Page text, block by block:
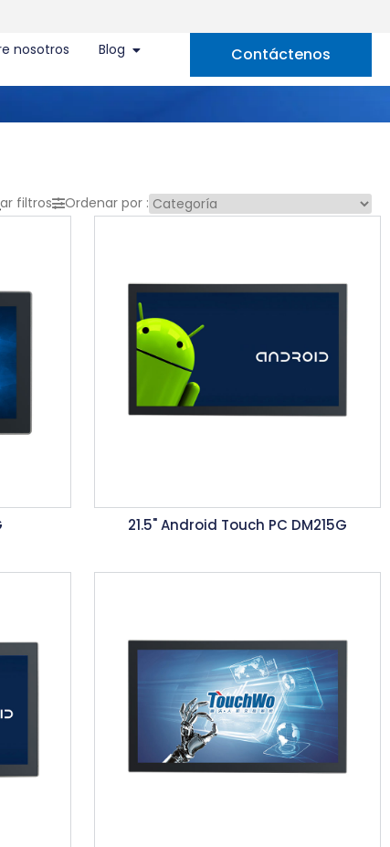
nosotros Blog Contáctenos
filtros Ordenar por :
21.5" Android Touch PC DM215G